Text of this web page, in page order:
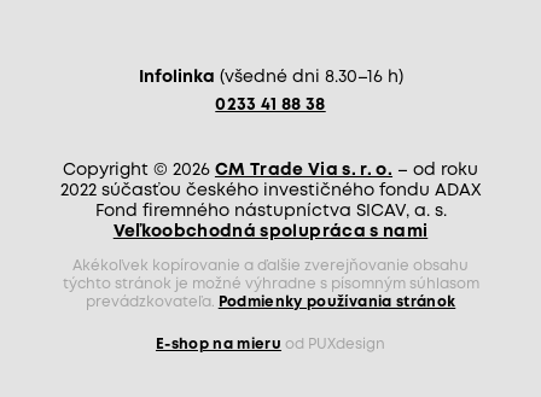
Infolinka (všedné dni 8.30–16 h)
0233 41 88 38
Copyright © 2026 CM Trade Via s. r. o. – od roku
2022 súčasťou českého investičného fondu ADAX
Fond firemného nástupníctva SICAV, a. s.
Veľkoobchodná spolupráca s nami
Akékoľvek kopírovanie a ďalšie zverejňovanie obsahu
týchto stránok je možné výhradne s písomným súhlasom
prevádzkovateľa.
Podmienky používania stránok
E-shop na mieru od PUXdesign